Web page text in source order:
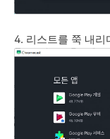
4. 리스트를 쭉 내